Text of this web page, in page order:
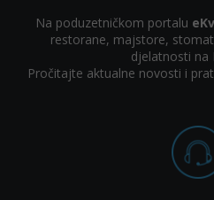
Na poduzetničkom portalu
restorane, majstore,
djelatnosti na
Pročitajte aktualne novosti i